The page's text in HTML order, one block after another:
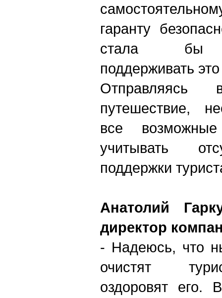
гаранту
стала бы
поддерживать
Отправляясь
путешествие,
все
учитывать
поддержки
Анатолий
директор
- Надеюсь, что
очистят
оздоровят его.